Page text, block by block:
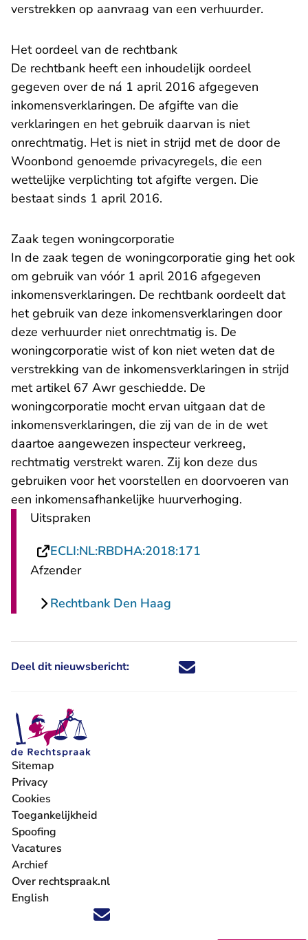
verstrekken op aanvraag van een verhuurder.
Het oordeel van de rechtbank
De rechtbank heeft een inhoudelijk oordeel
gegeven over de ná 1 april 2016 afgegeven
inkomensverklaringen. De afgifte van die
verklaringen en het gebruik daarvan is niet
onrechtmatig. Het is niet in strijd met de door de
Woonbond genoemde privacyregels, die een
wettelijke verplichting tot afgifte vergen. Die
bestaat sinds 1 april 2016.
Zaak tegen woningcorporatie
In de zaak tegen de woningcorporatie ging het ook
om gebruik van vóór 1 april 2016 afgegeven
inkomensverklaringen. De rechtbank oordeelt dat
het gebruik van deze inkomensverklaringen door
deze verhuurder niet onrechtmatig is. De
woningcorporatie wist of kon niet weten dat de
verstrekking van de inkomensverklaringen in strijd
met artikel 67 Awr geschiedde. De
woningcorporatie mocht ervan uitgaan dat de
inkomensverklaringen, die zij van de in de wet
daartoe aangewezen inspecteur verkreeg,
rechtmatig verstrekt waren. Zij kon deze dus
gebruiken voor het voorstellen en doorvoeren van
een inkomensafhankelijke huurverhoging.
Uitspraken
ECLI:NL:RBDHA:2018:171
Afzender
Rechtbank Den Haag
Deel dit nieuwsbericht: Deel dit nieuwsbericht via X -
Deel dit nieuwsbericht via
Deel dit nieuwsbericht
Deel dit
Volg ons op X (Twitter) - U verlaat Rechtspraak.nl
Volg ons op Facebook - U verlaat Rechtspraak.nl
Volg ons op Instagram - U verlaat Rechtspraak.nl
Volg ons op Youtube - U verlaat Rechtspraak.nl
Volg ons op LinkedIn - U verlaat
'Blijf op de hoogte' nieuwsbrief - U verlaat
Sitemap
Privacy
Cookies
Toegankelijkheid
Spoofing
Vacatures
- U verlaat Rechtspraak.nl
Archief
Over rechtspraak.nl
English